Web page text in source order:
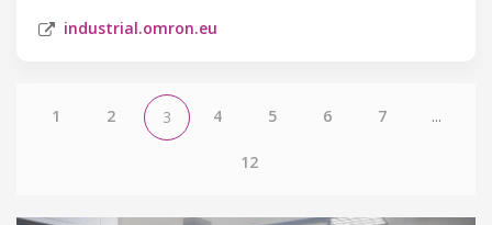
industrial.omron.eu
1 2 3 4 5 6 7 ...
12